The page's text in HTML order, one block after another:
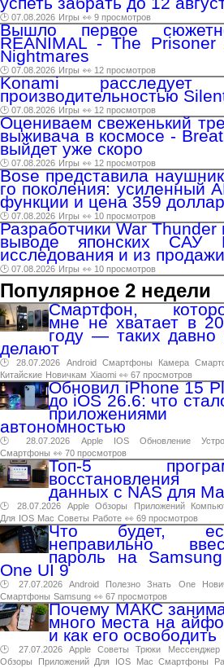
🕑 07.08.2026 Игры 👀 9 просмотров
Вышло первое
REANIMAL - The Prisoner
Nightmares
🕑 07.08.2026 Игры 👀 12 просмотров
Konami
производительностью
🕑 07.08.2026 Игры 👀 12 просмотров
Оцениваем свеженький
выживача в космосе -
выйдет уже скоро
🕑 07.08.2026 Игры 👀 12 просмотров
Bose представила
го поколения: усиленный
функции и цена 359
🕑 07.08.2026 Игры 👀 10 просмотров
Разработчики War
выводе японских САУ
исследования и из продажи
🕑 07.08.2026 Игры 👀 10 просмотров
Популярное 2 недели
Смартфон,
мне не хватает в
году — таких давно
делают
🕑 28.07.2026 Android Смартфоны Камера
Китайские Новичкам Xiaomi 👀 67 просмотров
Обновил iPhone 15
до iOS 26.6: что
автономностью
🕑 28.07.2026 Apple IOS Обновление
Смартфоны 👀 70 просмотров
Топ-5
восстановления
данных с NAS для
🕑 28.07.2026 Apple Обзоры Приложений
Для IOS Mac Советы Работе 👀 69 просмотров
Что будет,
неправильно
пароль на
One UI 9
🕑 27.07.2026 Android Полезно Знать One
Смартфоны Samsung 👀 67 просмотров
Почему МАКС
много места на
и как его освободить
🕑 27.07.2026 Apple Советы Трюки Мессенджер
Обзоры
Приложений Для IOS Mac Смартфоны